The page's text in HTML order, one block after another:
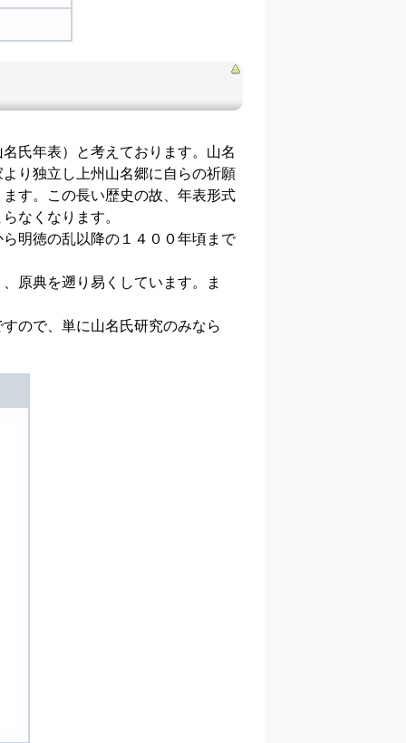
氏年表）と考えております。山名
り独立し上州山名郷に自らの祈願
す。この長い歴史の故、年表形式
なくなります。
明徳の乱以降の１４００年頃まで
原典を遡り易くしています。ま
ので、単に山名氏研究のみなら